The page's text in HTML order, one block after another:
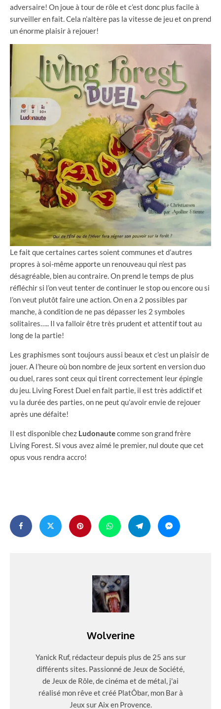
adversaire! On joue à tour de rôle et c’est donc plus facile à
surveiller en fait. Cela n’altère pas la vitesse de jeu et on prend
un énorme plaisir à rejouer!
Le fait que certaines cartes soient communes et d’autres
propres à soi-même apporte un renouveau qui n’est pas
désagréable, bien au contraire. On prend le temps de plus
réfléchir si l’on veut tenter de continuer le stop ou encore ou si
l’on veut plutôt faire une action. On en a 2 possibles par
manche, à condition de ne pas dépasser les 2 symboles
solitaires….. Il va falloir être très prudent et attentif tout au
long de la partie!
Les graphismes sont toujours aussi beaux et c’est un plaisir de
jouer. A l’heure où bon nombre de jeux sortent en version duo
ou duel, rares sont ceux qui tirent correctement leur épingle
du jeu. Living Forest Duel en fait partie, il est très addictif et
vu la durée des parties, on ne peut qu’avoir envie de rejouer
après une défaite!
Il est disponible chez Ludonautecomme son grand frère
Living Forest. Si vous avez aimé le premier, nul doute que cet
opus vous rendra accro!
Wolverine
Yanick Ruf, rédacteur depuis plus de 25 ans sur
différents sites. Passionné de Jeux de Société,
de Jeux de Rôle, de cinéma et de métal, j'ai
réalisé mon rêve et créé PlatÔbar, mon Bar à
Jeux sur Aix en Provence.